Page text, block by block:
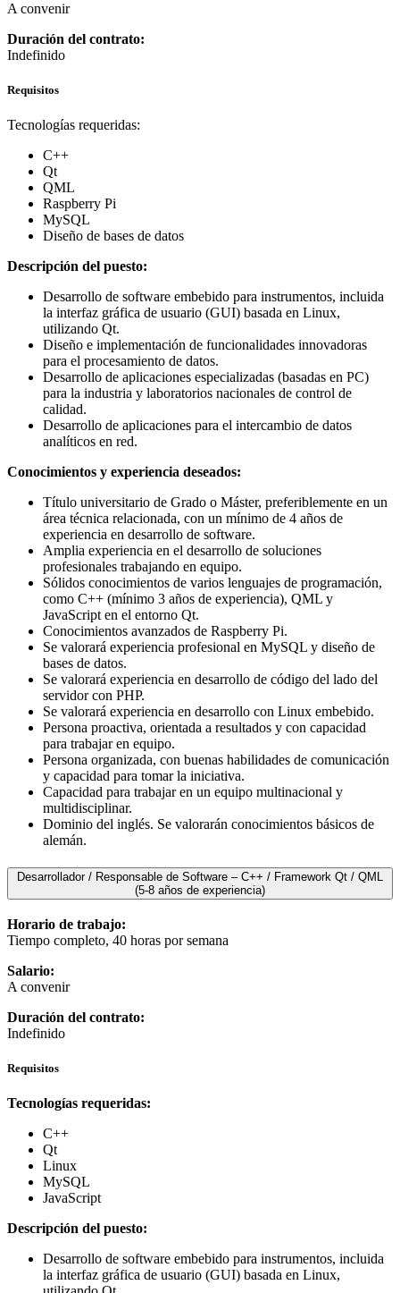
A convenir
Duración del contrato:
Indefinido
Requisitos
Tecnologías requeridas:
C++
Qt
QML
Raspberry Pi
MySQL
Diseño de bases de datos
Descripción del puesto:
Desarrollo de software embebido para instrumentos, incluida
la interfaz gráfica de usuario (GUI) basada en Linux,
utilizando Qt.
Diseño e implementación de funcionalidades innovadoras
para el procesamiento de datos.
Desarrollo de aplicaciones especializadas (basadas en PC)
para la industria y laboratorios nacionales de control de
calidad.
Desarrollo de aplicaciones para el intercambio de datos
analíticos en red.
Conocimientos y experiencia deseados:
Título universitario de Grado o Máster, preferiblemente en un
área técnica relacionada, con un mínimo de 4 años de
experiencia en desarrollo de software.
Amplia experiencia en el desarrollo de soluciones
profesionales trabajando en equipo.
Sólidos conocimientos de varios lenguajes de programación,
como C++ (mínimo 3 años de experiencia), QML y
JavaScript en el entorno Qt.
Conocimientos avanzados de Raspberry Pi.
Se valorará experiencia profesional en MySQL y diseño de
bases de datos.
Se valorará experiencia en desarrollo de código del lado del
servidor con PHP.
Se valorará experiencia en desarrollo con Linux embebido.
Persona proactiva, orientada a resultados y con capacidad
para trabajar en equipo.
Persona organizada, con buenas habilidades de comunicación
y capacidad para tomar la iniciativa.
Capacidad para trabajar en un equipo multinacional y
multidisciplinar.
Dominio del inglés. Se valorarán conocimientos básicos de
alemán.
Desarrollador / Responsable de Software – C++ / Framework Qt / QML
(5-8 años de experiencia)
Horario de trabajo:
Tiempo completo, 40 horas por semana
Salario:
A convenir
Duración del contrato:
Indefinido
Requisitos
Tecnologías requeridas:
C++
Qt
Linux
MySQL
JavaScript
Descripción del puesto:
Desarrollo de software embebido para instrumentos, incluida
la interfaz gráfica de usuario (GUI) basada en Linux,